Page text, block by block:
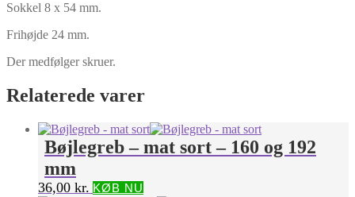
Sokkel 8 x 54 mm.
Frihøjde 24 mm.
Der medfølger skruer.
Relaterede varer
Bøjlegreb – mat sort – 160 og 192
mm
36,00 kr. KØB NU